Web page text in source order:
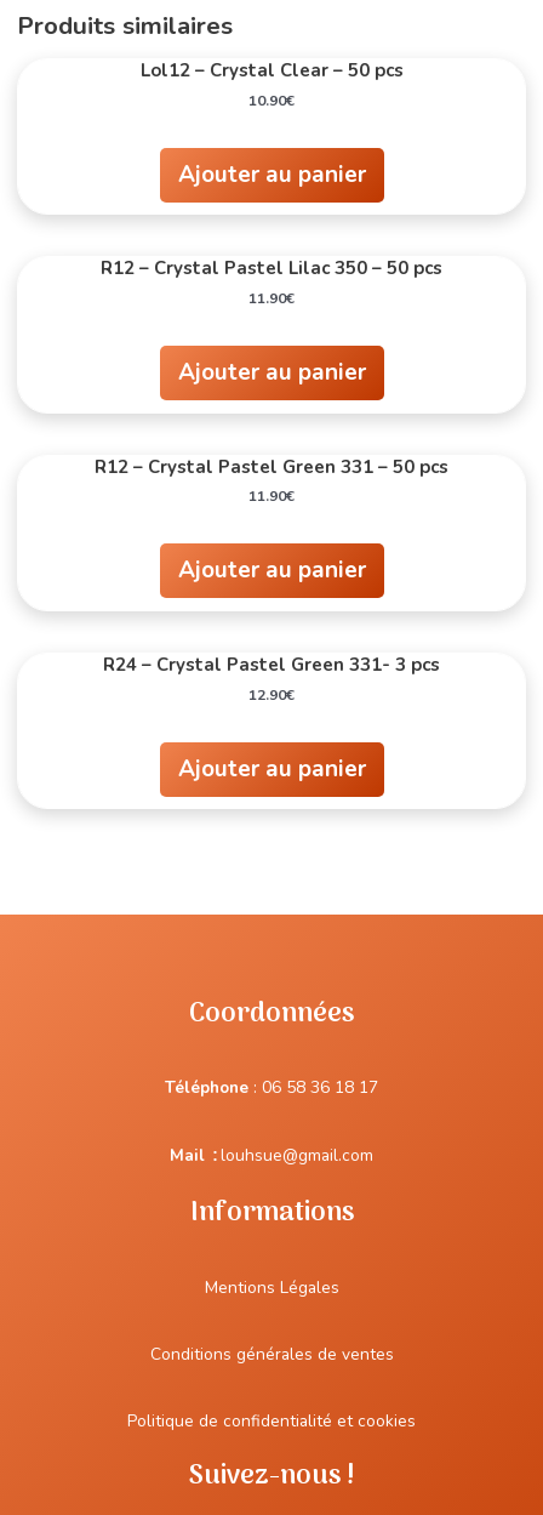
Produits similaires
Lol12 – Crystal Clear – 50 pcs
10.90€
Ajouter au panier
R12 – Crystal Pastel Lilac 350 – 50 pcs
11.90€
Ajouter au panier
R12 – Crystal Pastel Green 331 – 50 pcs
11.90€
Ajouter au panier
R24 – Crystal Pastel Green 331- 3 pcs
12.90€
Ajouter au panier
Coordonnées
Téléphone : 06 58 36 18 17
Mail :louhsue@gmail.com
Informations
Mentions Légales
Conditions générales de ventes
Politique de confidentialité et cookies
Suivez-nous !